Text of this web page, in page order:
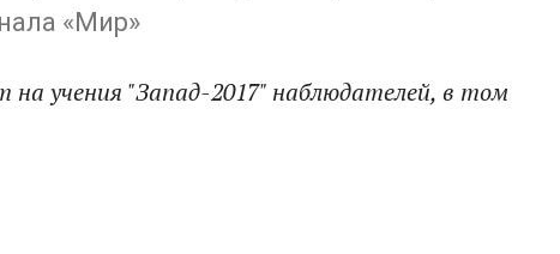
«Мир»
на учения "Запад-2017" наблюдателей, в том